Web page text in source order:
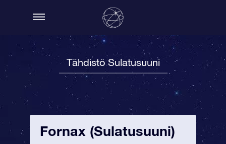
Tähdistö Sulatusuuni
Fornax (Sulatusuuni)